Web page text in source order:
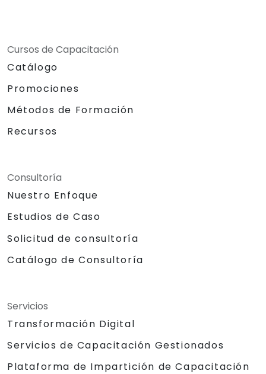
Cursos de Capacitación
Catálogo
Promociones
Métodos de Formación
Recursos
Consultoría
Nuestro Enfoque
Estudios de Caso
Solicitud de consultoría
Catálogo de Consultoría
Servicios
Transformación Digital
Servicios de Capacitación Gestionados
Plataforma de Impartición de Capacitación